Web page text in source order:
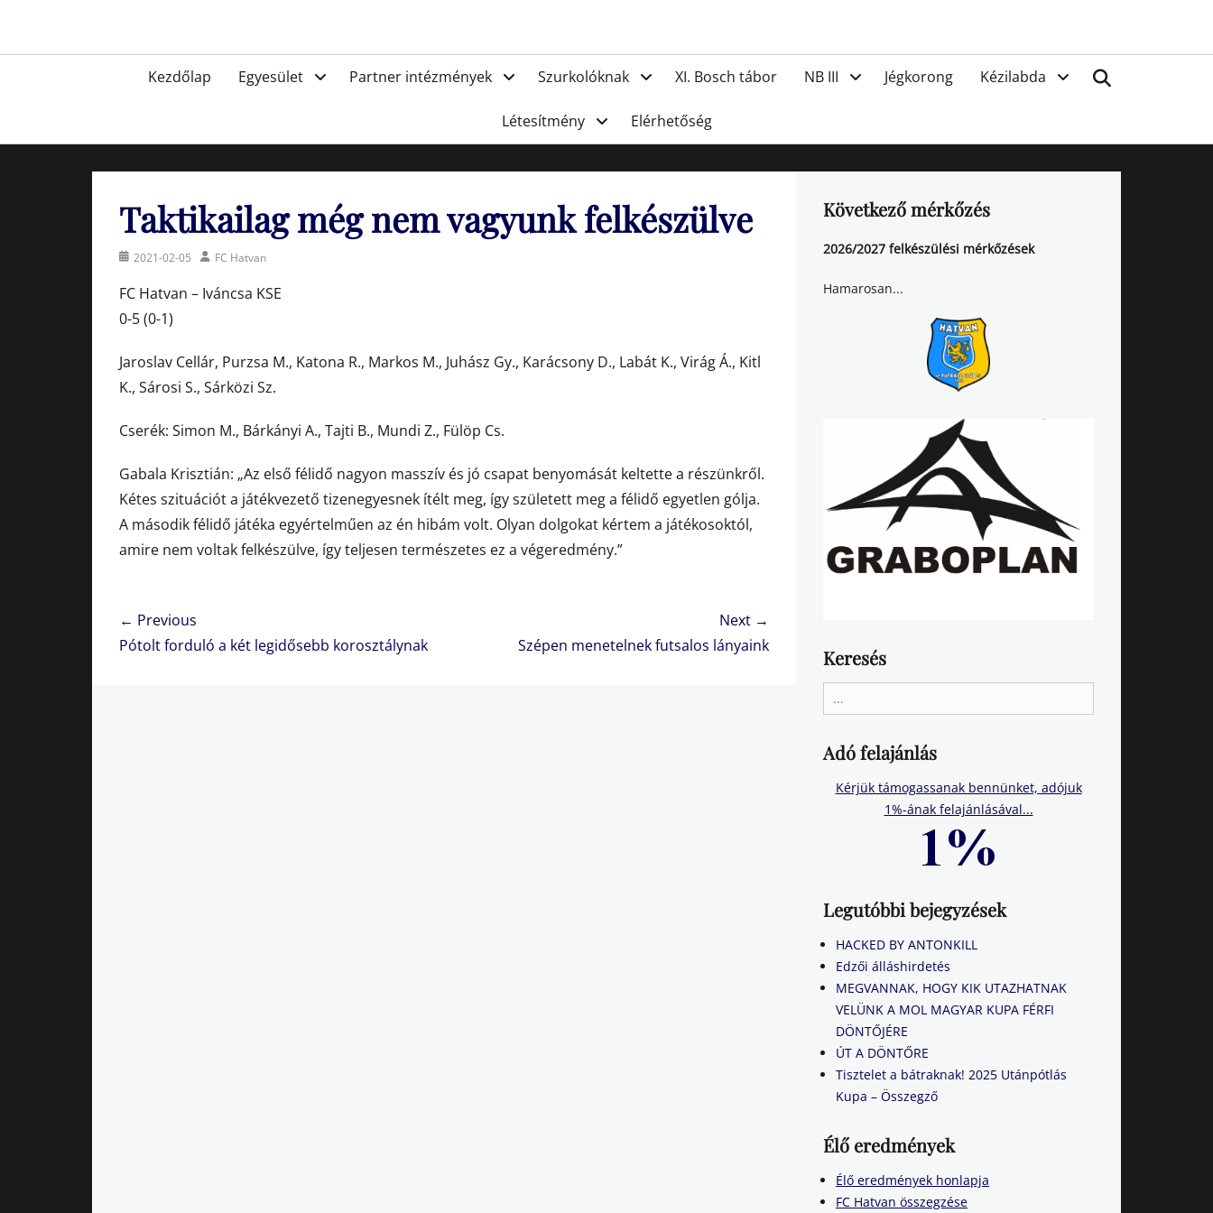
FC Hatvan
PrimaryKezdőlap Egyesület Partner intézmények Szurkolóknak XI. Bosch tábor NB III Jégkorong Kézilabda
Létesítmény Elérhetőség
Taktikailag még nem vagyunk felkészülve
Posted2021-02-05 AuthorFC Hatvan
FC Hatvan – Iváncsa KSE
0-5 (0-1)
Jaroslav Cellár, Purzsa M., Katona R., Markos M., Juhász Gy., Karácsony D., Labát K., Virág Á., Kitl
K., Sárosi S., Sárközi Sz.
Cserék: Simon M., Bárkányi A., Tajti B., Mundi Z., Fülöp Cs.
Gabala Krisztián: „Az első félidő nagyon masszív és jó csapat benyomását keltette a részünkről.
Kétes szituációt a játékvezető tizenegyesnek ítélt meg, így született meg a félidő egyetlen gólja.
A második félidő játéka egyértelműen az én hibám volt. Olyan dolgokat kértem a játékosoktól,
amire nem voltak felkészülve, így teljesen természetes ez a végeredmény.”
Bejegyzés
navigáció
← Previous
Previous
Pótolt forduló a két legidősebb korosztálynak
Next →
Szépen menetelnek futsalos lányaink
Következő mérkőzés
2026/2027 felkészülési mérkőzések
Hamarosan...
Keresés
for:
Adó felajánlás
Kérjük támogassanak bennünket, adójuk
1%-ának felajánlásával...
Legutóbbi bejegyzések
HACKED BY ANTONKILL
Edzői álláshirdetés
MEGVANNAK, HOGY KIK UTAZHATNAK
VELÜNK A MOL MAGYAR KUPA FÉRFI
DÖNTŐJÉRE
ÚT A DÖNTŐRE
Tisztelet a bátraknak! 2025 Utánpótlás
Kupa – Összegző
Élő eredmények
Élő eredmények honlapja
FC Hatvan összegzése